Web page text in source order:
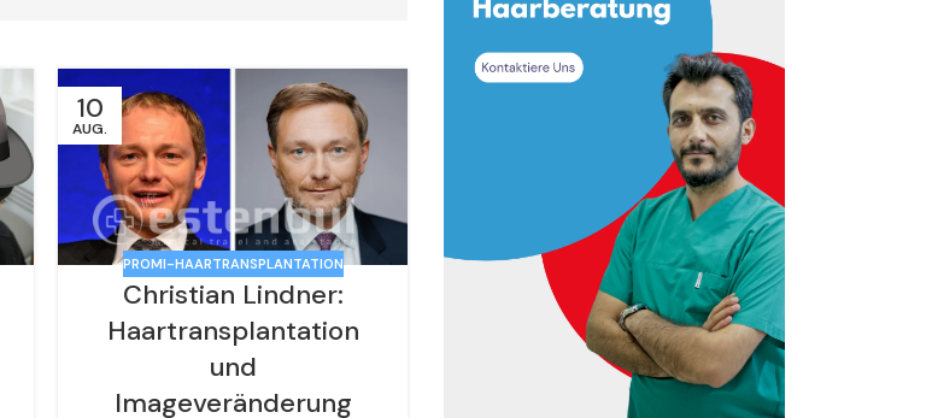
10
AUG.
PROMI-HAARTRANSPLANTATION
Christian Lindner:
Haartransplantation
und
Imageveränderung